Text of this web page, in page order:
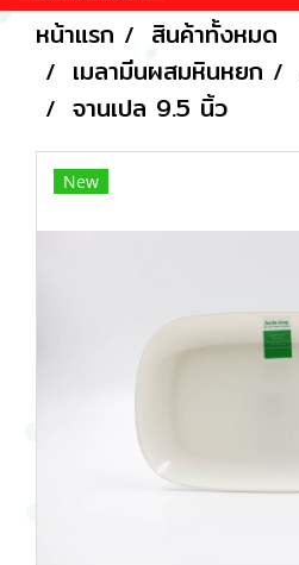
หน้าแรก
สินค้าทั้งหมด
เมลามีนผสมหินหยก
จานเปล 9.5 นิ้ว
New